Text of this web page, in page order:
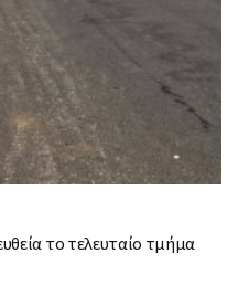
το τελευταίο τμήμα